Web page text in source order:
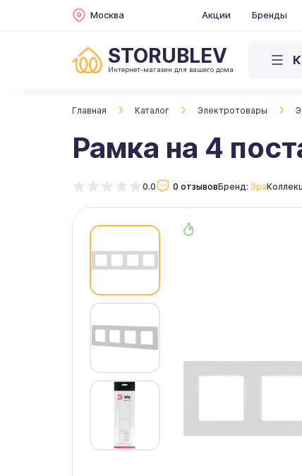
Москва Акции Бренды
STORUBLEV
Интернет-магазин для вашего дома
Главная Каталог Электротовары
Рамка на 4
0.0 0 отзывовБренд: Эра